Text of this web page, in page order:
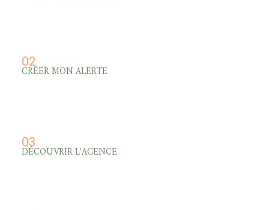
02
CRÉER MON ALERTE
03
DÉCOUVRIR L'AGENCE